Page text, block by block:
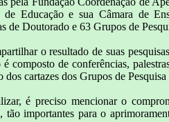
de Educação e sua Câmara de
de Doutorado e 63 Grupos de
o resultado de suas
composto de conferências,
dos cartazes dos Grupos de
é preciso mencionar o
tão importantes para o